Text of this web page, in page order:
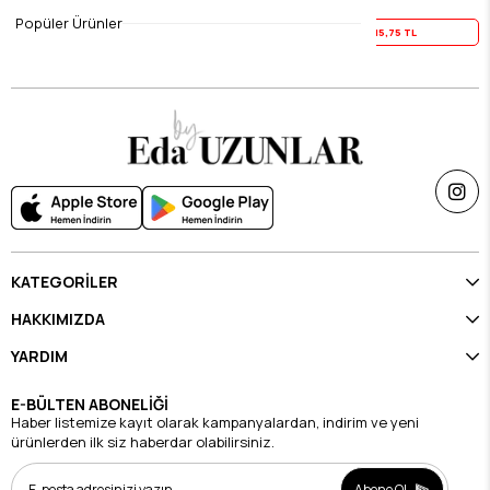
Yaz İndirimi 15,75 TL
KATEGORİLER
HAKKIMIZDA
YARDIM
E-BÜLTEN ABONELİĞİ
Haber listemize kayıt olarak kampanyalardan, indirim ve yeni
ürünlerden ilk siz haberdar olabilirsiniz.
Popüler Ürünler